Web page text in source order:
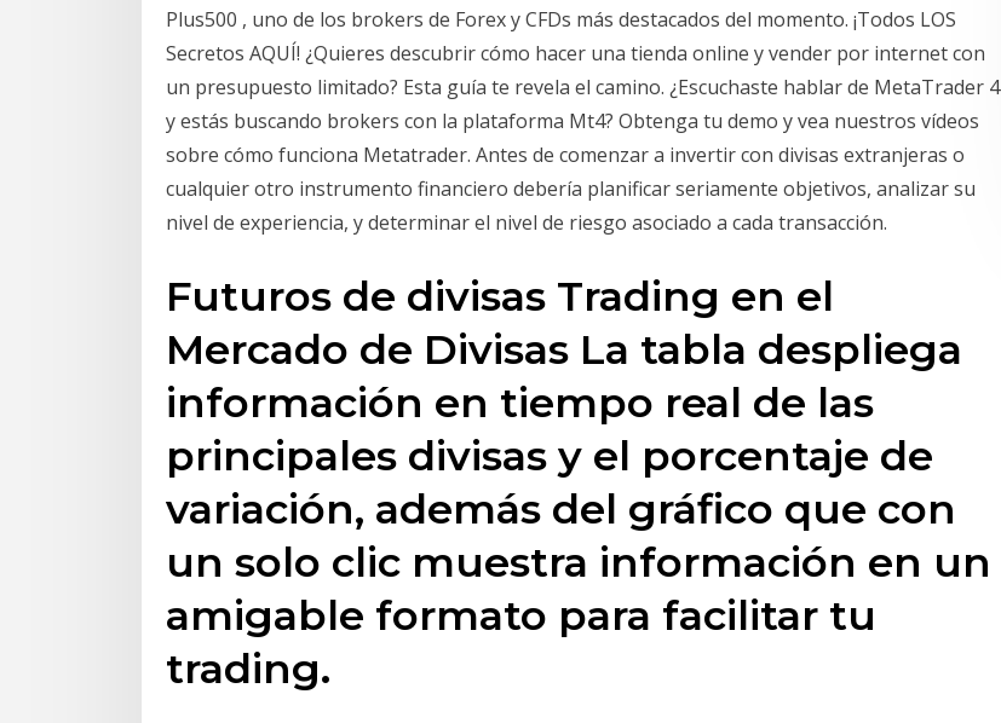
Plus500 , uno de los brokers de Forex y CFDs más destacados del momento. ¡Todos LOS
Secretos AQUÍ! ¿Quieres descubrir cómo hacer una tienda online y vender por internet con
un presupuesto limitado? Esta guía te revela el camino. ¿Escuchaste hablar de MetaTrader 4
y estás buscando brokers con la plataforma Mt4? Obtenga tu demo y vea nuestros vídeos
sobre cómo funciona Metatrader. Antes de comenzar a invertir con divisas extranjeras o
cualquier otro instrumento financiero debería planificar seriamente objetivos, analizar su
nivel de experiencia, y determinar el nivel de riesgo asociado a cada transacción.
Futuros de divisas Trading en el
Mercado de Divisas La tabla despliega
información en tiempo real de las
principales divisas y el porcentaje de
variación, además del gráfico que con
un solo clic muestra información en un
amigable formato para facilitar tu
trading.